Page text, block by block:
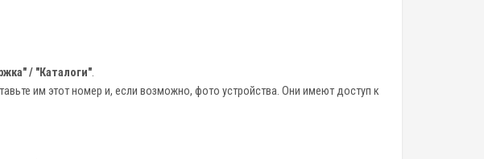
/ "Каталоги".
им этот номер и, если возможно, фото устройства. Они имеют доступ к